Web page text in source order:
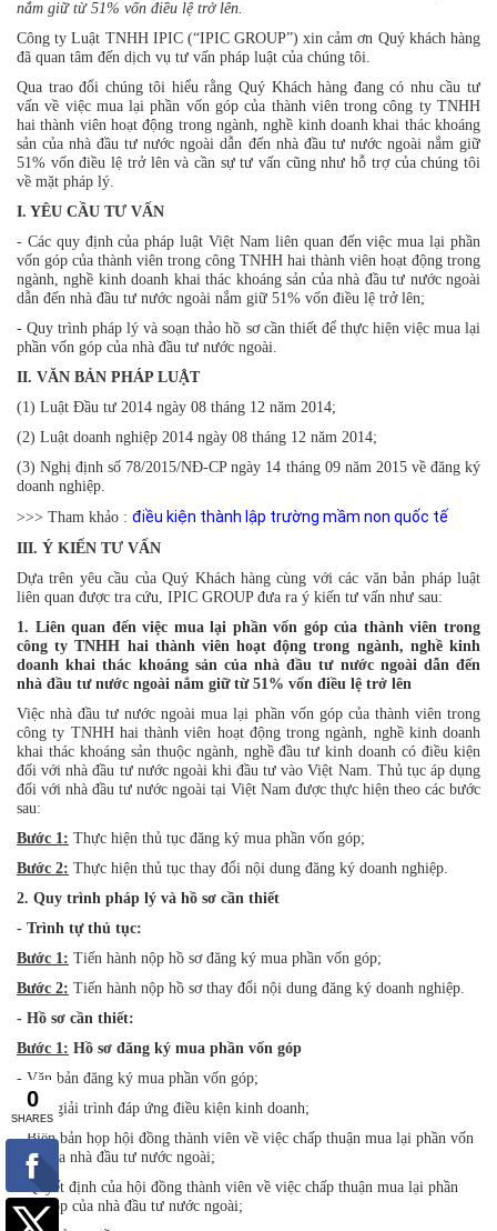
nắm giữ từ 51% vốn điều lệ trở lên.
Công ty Luật TNHH IPIC (“IPIC GROUP”) xin cảm ơn Quý khách hàng
đã quan tâm đến dịch vụ tư vấn pháp luật của chúng tôi.
Qua trao đổi chúng tôi hiểu rằng Quý Khách hàng đang có nhu cầu tư
vấn về việc mua lại phần vốn góp của thành viên trong công ty TNHH
hai thành viên hoạt động trong ngành, nghề kinh doanh khai thác khoáng
sản của nhà đầu tư nước ngoài dẫn đến nhà đầu tư nước ngoài nắm giữ
51% vốn điều lệ trở lên và cần sự tư vấn cũng như hỗ trợ của chúng tôi
về mặt pháp lý.
I. YÊU CẦU TƯ VẤN
- Các quy định của pháp luật Việt Nam liên quan đến việc mua lại phần
vốn góp của thành viên trong công TNHH hai thành viên hoạt động trong
ngành, nghề kinh doanh khai thác khoáng sản của nhà đầu tư nước ngoài
dẫn đến nhà đầu tư nước ngoài nắm giữ 51% vốn điều lệ trở lên;
- Quy trình pháp lý và soạn thảo hồ sơ cần thiết để thực hiện việc mua lại
phần vốn góp của nhà đầu tư nước ngoài.
II. VĂN BẢN PHÁP LUẬT
(1) Luật Đầu tư 2014 ngày 08 tháng 12 năm 2014;
(2) Luật doanh nghiệp 2014 ngày 08 tháng 12 năm 2014;
(3) Nghị định số 78/2015/NĐ-CP ngày 14 tháng 09 năm 2015 về đăng ký
doanh nghiệp.
>>> Tham khảo : điều kiện thành lập trường mầm non quốc tế
III. Ý KIẾN TƯ VẤN
Dựa trên yêu cầu của Quý Khách hàng cùng với các văn bản pháp luật
liên quan được tra cứu, IPIC GROUP đưa ra ý kiến tư vấn như sau:
1. Liên quan đến việc mua lại phần vốn góp của thành viên trong
công ty TNHH hai thành viên hoạt động trong ngành, nghề kinh
doanh khai thác khoáng sản của nhà đầu tư nước ngoài dẫn đến
nhà đầu tư nước ngoài nắm giữ từ 51% vốn điều lệ trở lên
Việc nhà đầu tư nước ngoài mua lại phần vốn góp của thành viên trong
công ty TNHH hai thành viên hoạt động trong ngành, nghề kinh doanh
khai thác khoáng sản thuộc ngành, nghề đầu tư kinh doanh có điều kiện
đối với nhà đầu tư nước ngoài khi đầu tư vào Việt Nam. Thủ tục áp dụng
đối với nhà đầu tư nước ngoài tại Việt Nam được thực hiện theo các bước
sau:
Bước 1: Thực hiện thủ tục đăng ký mua phần vốn góp;
Bước 2: Thực hiện thủ tục thay đổi nội dung đăng ký doanh nghiệp.
2. Quy trình pháp lý và hồ sơ cần thiết
- Trình tự thủ tục:
Bước 1: Tiến hành nộp hồ sơ đăng ký mua phần vốn góp;
Bước 2: Tiến hành nộp hồ sơ thay đổi nội dung đăng ký doanh nghiệp.
- Hồ sơ cần thiết:
Bước 1: Hồ sơ đăng ký mua phần vốn góp
- Văn bản đăng ký mua phần vốn góp;
- Bản giải trình đáp ứng điều kiện kinh doanh;
- Biên bản họp hội đồng thành viên về việc chấp thuận mua lại phần vốn
góp của nhà đầu tư nước ngoài;
- Quyết định của hội đồng thành viên về việc chấp thuận mua lại phần
vốn góp của nhà đầu tư nước ngoài;